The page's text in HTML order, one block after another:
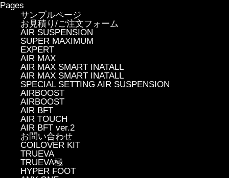
Pages
サンプルページ
お見積り/ご注文フォーム
AIR SUSPENSION
SUPER MAXIMUM
EXPERT
AIR MAX
AIR MAX SMART INATALL
AIR MAX SMART INATALL
SPECIAL SETTING AIR SUSPENSION
AIRBOOST
AIRBOOST
AIR BFT
AIR TOUCH
AIR BFT ver.2
お問い合わせ
COILOVER KIT
TRUEVA
TRUEVA極
HYPER FOOT